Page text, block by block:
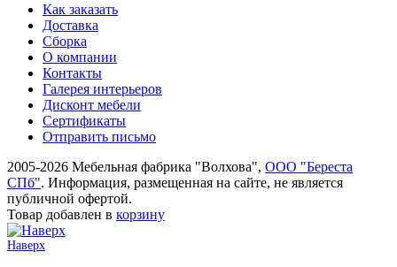
Как заказать
Доставка
Сборка
О компании
Контакты
Галерея интерьеров
Дисконт мебели
Сертификаты
Отправить письмо
2005-2026 Мебельная фабрика "Волхова", ООО "Береста
СПб". Информация, размещенная на сайте, не является
публичной офертой.
Товар добавлен в корзину
Наверх